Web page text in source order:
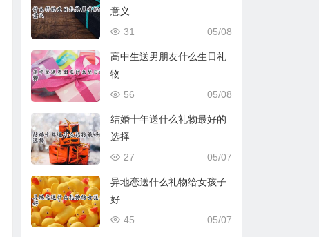
意义
05/08
31
高中生送男朋友什么生日礼
物
05/08
56
结婚十年送什么礼物最好的
选择
05/07
27
异地恋送什么礼物给女孩子
好
05/07
45